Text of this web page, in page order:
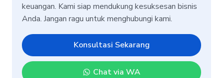
keuangan. Kami siap mendukung kesuksesan bisnis
Anda. Jangan ragu untuk menghubungi kami.
Konsultasi Sekarang
Chat via WA